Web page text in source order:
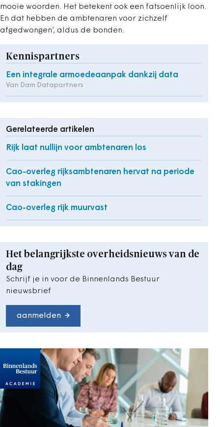
mooie woorden. Het betekent ook een fatsoenlijk loon.
En dat hebben de ambtenaren voor zichzelf
afgedwongen’, aldus de bonden.
Kennispartners
Een integrale armoedeaanpak dankzij data
Van Dam Datapartners
Gerelateerde artikelen
Rijk laat nullijn voor ambtenaren los
Cao-overleg rijksambtenaren hervat na periode
van stakingen
Cao-overleg rijk muurvast
Het belangrijkste overheidsnieuws van de
dag
Schrijf je in voor de Binnenlands Bestuur
nieuwsbrief
aanmelden